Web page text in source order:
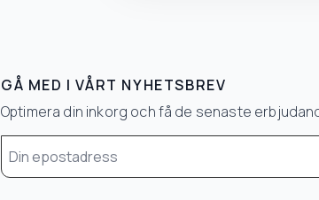
GÅ MED I VÅRT NYHETSBREV
Optimera din inkorg och få de senaste
Email
*